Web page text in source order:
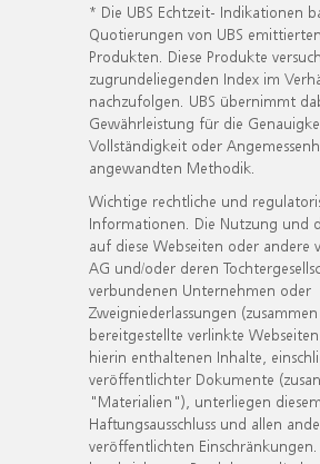
* Die UBS Echtzeit- Indikationen
Quotierungen von UBS
Produkten. Diese Produkte
zugrundeliegenden Index im
nachzufolgen. UBS übernimmt
Gewährleistung für die
Vollständigkeit oder
angewandten Methodik.
Wichtige rechtliche und
Informationen. Die Nutzung und
auf diese Webseiten oder andere
AG und/oder deren
verbundenen Unternehmen oder
Zweigniederlassungen
bereitgestellte verlinkte
hierin enthaltenen Inhalte,
veröffentlichter Dokumente
"Materialien"), unterliegen diesem
Haftungsausschluss und allen
veröffentlichten